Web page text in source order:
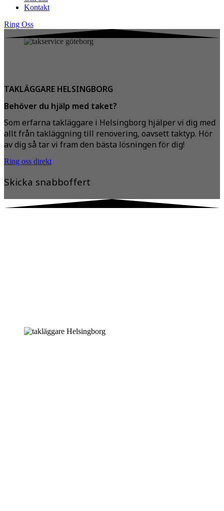
Kontakt
Ring Oss
TAKLÄGGARE HELSINGBORG
Behöver du hjälp med taket?
Som erfarna takläggare i Helsingborg hjälper vi dig med
allt från takläggning till renovering, oavsett taktyp. Hör
av dig så tar vi fram den bästa lösningen för dig!
Ring oss direkt
Skicka snabboffert